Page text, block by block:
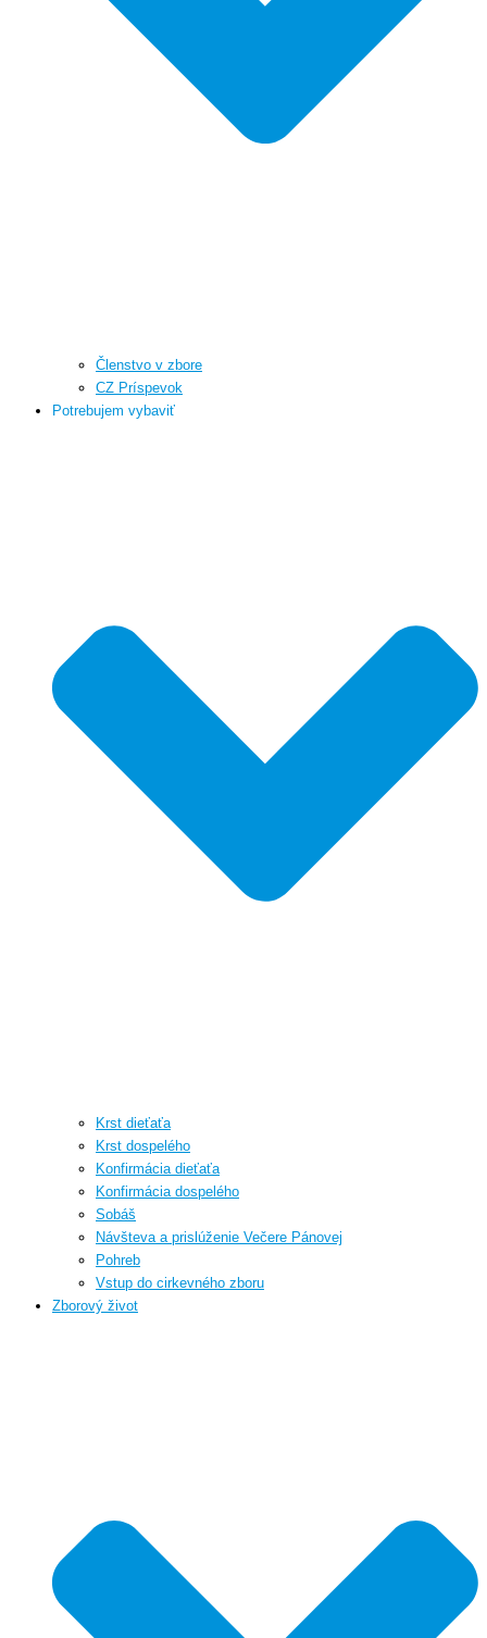
Členstvo v zbore
CZ Príspevok
Potrebujem vybaviť
Krst dieťaťa
Krst dospelého
Konfirmácia dieťaťa
Konfirmácia dospelého
Sobáš
Návšteva a prislúženie Večere Pánovej
Pohreb
Vstup do cirkevného zboru
Zborový život